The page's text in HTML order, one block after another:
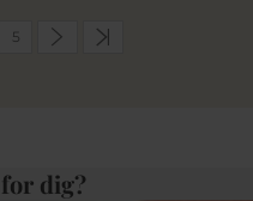
5
dig?